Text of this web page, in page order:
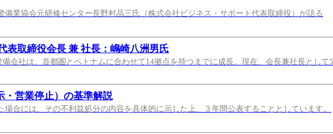
業協会元研修センター長野村晶三氏（株式会社ビジネス・サポート代表取締役）が語る
取締役会長 兼 社長：嶋崎八洲男氏
会社は、首都圏とベトナムに合わせて14拠点を持つまでに成長。現在、会長兼社長とし
・営業停止）の基準解説
合には、その不利益処分の内容を具体的に示した上、３年間公表することとしています。